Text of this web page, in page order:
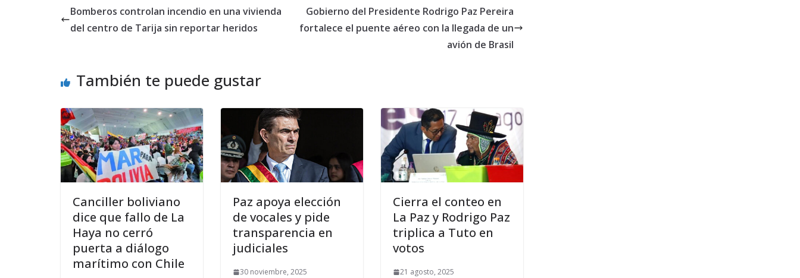
Bomberos controlan incendio en una vivienda
del centro de Tarija sin reportar heridos
Gobierno del Presidente Rodrigo Paz Pereira
fortalece el puente aéreo con la llegada de un
avión de Brasil
También te puede gustar
Canciller boliviano
dice que fallo de La
Haya no cerró
puerta a diálogo
marítimo con Chile
Paz apoya elección
de vocales y pide
transparencia en
judiciales
30 noviembre, 2025
Cierra el conteo en
La Paz y Rodrigo Paz
triplica a Tuto en
votos
21 agosto, 2025